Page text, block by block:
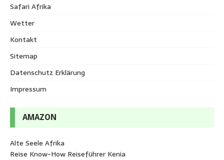
Safari Afrika
Wetter
Kontakt
Sitemap
Datenschutz Erklärung
Impressum
AMAZON
Alte Seele Afrika
Reise Know-How Reiseführer Kenia